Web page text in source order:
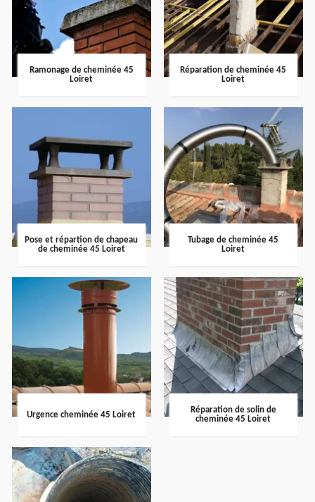
Ramonage de cheminée 45
Loiret
Réparation de cheminée 45
Loiret
Pose et répartion de chapeau
de cheminée 45 Loiret
Tubage de cheminée 45
Loiret
Urgence cheminée 45 Loiret
Réparation de solin de
cheminée 45 Loiret